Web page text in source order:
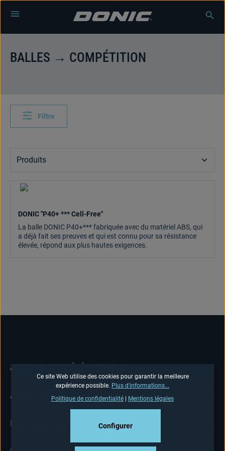
Passer au contenu principal
BALLES → COMPÉTITION
Filtre
DONIC "P40+ *** Cell-Free"
La balle DONIC P40+*** fabriquée avec du matériel ABS, qui
a déjà fait ses preuves et qui est connu pour sa résistance
élevée, répond aux plus hautes exigences.
ASSISTANCE TÉLÉPHONIQUE
ASSISTANCE BOUTIQUE
INFORMATIONS
Ce site Web utilise des cookies pour garantir la meilleure
expérience possible. Plus d'informations...
Politique de confidentialité
Mentions légales
Configurer